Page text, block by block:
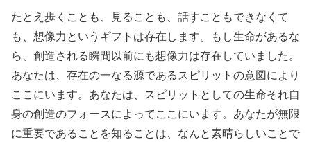
たとえ歩くことも、見ることも、話すこともできなくて
も、想像力というギフトは存在します。もし生命があるな
ら、創造される瞬間以前にも想像力は存在していました。
あなたは、存在の一なる源であるスピリットの意図により
ここにいます。あなたは、スピリットとしての生命それ自
身の創造のフォースによってここにいます。あなたが無限
に重要であることを知ることは、なんと素晴らしいことで